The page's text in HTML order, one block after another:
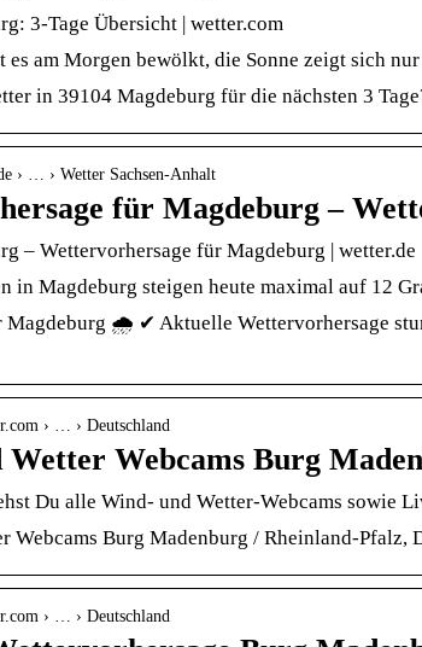
3-Tage Übersicht | wetter.com
es am Morgen bewölkt, die Sonne zeigt sich
in 39104 Magdeburg für die nächsten 3
› … › Wetter Sachsen-Anhalt
für Magdeburg –
– Wettervorhersage für Magdeburg | wetter.de
in Magdeburg steigen heute maximal auf 12
Magdeburg 🌧️ ✔ Aktuelle Wettervorhersage
› … › Deutschland
Wetter Webcams Burg
Du alle Wind- und Wetter-Webcams sowie
Webcams Burg Madenburg / Rheinland-
› … › Deutschland